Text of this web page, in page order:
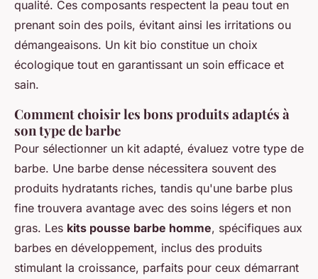
qualité. Ces composants respectent la peau tout en
prenant soin des poils, évitant ainsi les irritations ou
démangeaisons. Un kit bio constitue un choix
écologique tout en garantissant un soin efficace et
sain.
Comment choisir les bons produits adaptés à
son type de barbe
Pour sélectionner un kit adapté, évaluez votre type de
barbe. Une barbe dense nécessitera souvent des
produits hydratants riches, tandis qu'une barbe plus
fine trouvera avantage avec des soins légers et non
gras. Les kits pousse barbe homme, spécifiques aux
barbes en développement, inclus des produits
stimulant la croissance, parfaits pour ceux démarrant